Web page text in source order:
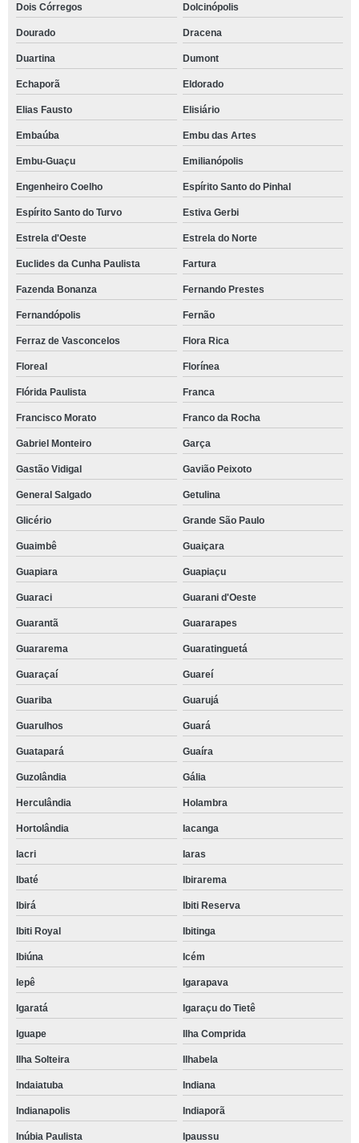
Dois Córregos Dolcinópolis
Dourado Dracena
Duartina Dumont
Echaporã Eldorado
Elias Fausto Elisiário
Embaúba Embu das Artes
Embu-Guaçu Emilianópolis
Engenheiro Coelho Espírito Santo do Pinhal
Espírito Santo do Turvo Estiva Gerbi
Estrela d'Oeste Estrela do Norte
Euclides da Cunha Paulista Fartura
Fazenda Bonanza Fernando Prestes
Fernandópolis Fernão
Ferraz de Vasconcelos Flora Rica
Floreal Florínea
Flórida Paulista Franca
Francisco Morato Franco da Rocha
Gabriel Monteiro Garça
Gastão Vidigal Gavião Peixoto
General Salgado Getulina
Glicério Grande São Paulo
Guaimbê Guaiçara
Guapiara Guapiaçu
Guaraci Guarani d'Oeste
Guarantã Guararapes
Guararema Guaratinguetá
Guaraçaí Guareí
Guariba Guarujá
Guarulhos Guará
Guatapará Guaíra
Guzolândia Gália
Herculândia Holambra
Hortolândia Iacanga
Iacri Iaras
Ibaté Ibirarema
Ibirá Ibiti Reserva
Ibiti Royal Ibitinga
Ibiúna Icém
Iepê Igarapava
Igaratá Igaraçu do Tietê
Iguape Ilha Comprida
Ilha Solteira Ilhabela
Indaiatuba Indiana
Indianapolis Indiaporã
Inúbia Paulista Ipaussu